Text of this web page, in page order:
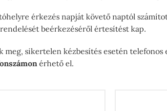
érkezés napját követő naptól
beérkezéséről értesítést kap.
sikertelen kézbesítés esetén
érhető el.